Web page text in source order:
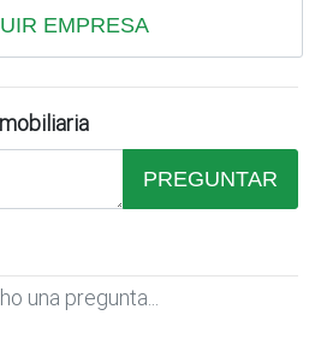
EMPRESA
PREGUNTAR
una pregunta...